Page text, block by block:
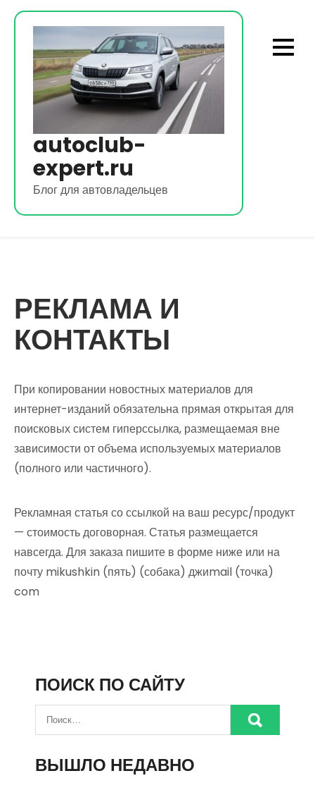
Перейти
содержимому
autoclub-
expert.ru
Блог для автовладельцев
РЕКЛАМА И
КОНТАКТЫ
При копировании новостных материалов для
интернет-изданий обязательна прямая открытая для
поисковых систем гиперссылка, размещаемая вне
зависимости от объема используемых материалов
(полного или частичного).
Рекламная статья со ссылкой на ваш ресурс/продукт
— стоимость договорная. Статья размещается
навсегда. Для заказа пишите в форме ниже или на
почту mikushkin (пять) (собака) джиmail (точка)
com
ПОИСК ПО САЙТУ
ВЫШЛО НЕДАВНО